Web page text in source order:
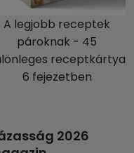
A legjobb receptek
pároknak - 45
receptkártya
6 fejezetben
2026